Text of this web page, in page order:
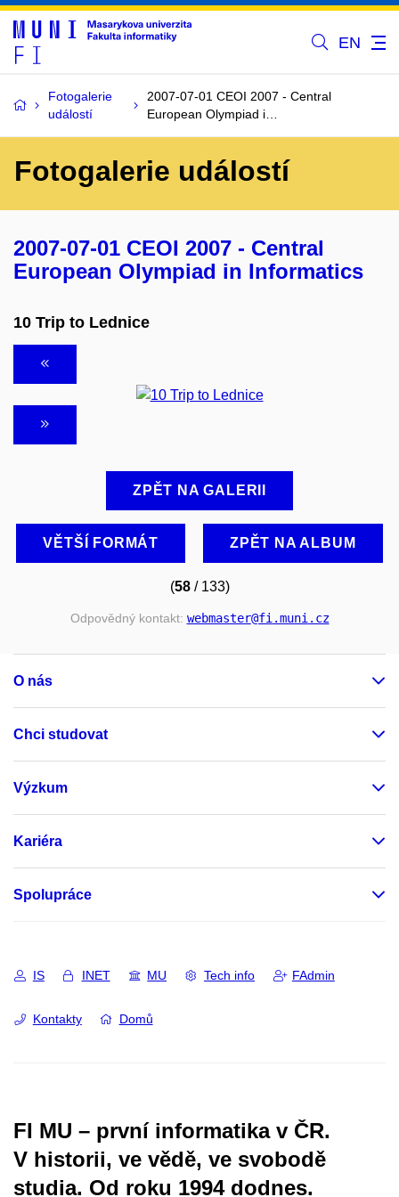
EN
Fotogalerie
událostí
2007-07-01 CEOI 2007 - Central
European Olympiad i…
Fotogalerie událostí
2007-07-01 CEOI 2007 - Central
European Olympiad in Informatics
10 Trip to Lednice
ZPĚT NA GALERII
VĚTŠÍ FORMÁT ZPĚT NA ALBUM
(58/ 133)
Odpovědný kontakt: webmaster@fi.muni.cz
O nás
Chci studovat
Výzkum
Kariéra
Spolupráce
IS INET MU Tech info FAdmin
Kontakty Domů
FI MU – první informatika v ČR.
V historii, ve vědě, ve svobodě
studia. Od roku 1994 dodnes.